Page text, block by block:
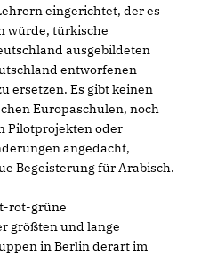
eingerichtet, der es
würde, türkische
ausgebildeten
entworfenen
ersetzen. Es gibt keinen
Europaschulen, noch
Pilotprojekten oder
angedacht,
Begeisterung für Arabisch.
rot-grüne
größten und lange
in Berlin derart im